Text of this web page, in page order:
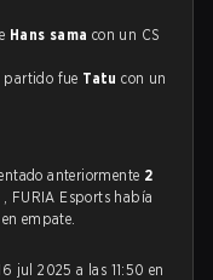
Hans sama con un CS
partido fue Tatu con un
anteriormente 2
, FURIA Esports había
empate.
jul 2025 a las 11:50 en